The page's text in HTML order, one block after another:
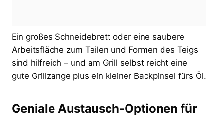
Ein großes Schneidebrett oder eine saubere
Arbeitsfläche zum Teilen und Formen des Teigs
sind hilfreich – und am Grill selbst reicht eine
gute Grillzange plus ein kleiner Backpinsel fürs Öl.
Geniale Austausch-Optionen für